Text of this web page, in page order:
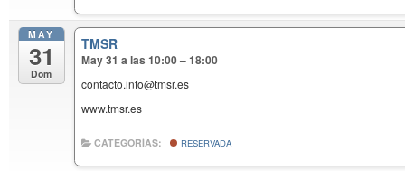
MAY
31
Dom
TMSR
May 31 a las 10:00 – 18:00
contacto.info@tmsr.es
www.tmsr.es
CATEGORÍAS: RESERVADA